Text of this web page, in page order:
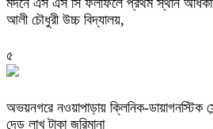
আলী চৌধুরী উচ্চ বিদ্যালয়,
৫
অভয়নগরে নওয়াপাড়ায় ক্লিনিক-ডায়াগনস্টিক
দেড় লাখ টাকা জরিমানা